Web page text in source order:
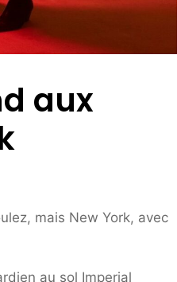
aux
mais New York, avec
au sol Imperial